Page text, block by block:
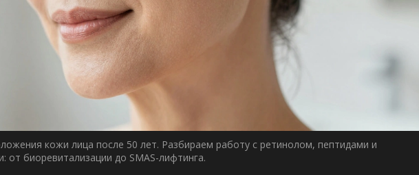
кожи лица после 50 лет. Разбираем работу с ретинолом, пептидами и
от биоревитализации до SMAS-лифтинга.